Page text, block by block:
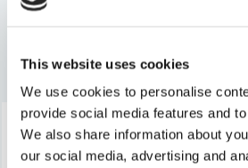
This website uses cookies
We use cookies to personalise
provide social media features and
We also share information about
our social media, advertising and
Ja, ni får publicera min fråga
Andra produkter i kategorin
-18% -41%